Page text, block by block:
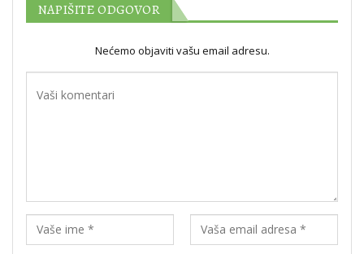
NAPIŠITE ODGOVOR
Nećemo objaviti vašu email adresu.